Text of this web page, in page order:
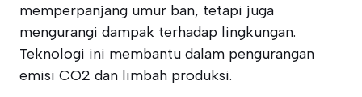
memperpanjang umur ban, tetapi juga
mengurangi dampak terhadap lingkungan.
Teknologi ini membantu dalam pengurangan
emisi CO2 dan limbah produksi.